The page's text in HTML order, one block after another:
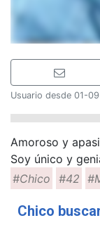
Usuario desde 01-
Amoroso y
Soy único y
#Chico
#42
Chico